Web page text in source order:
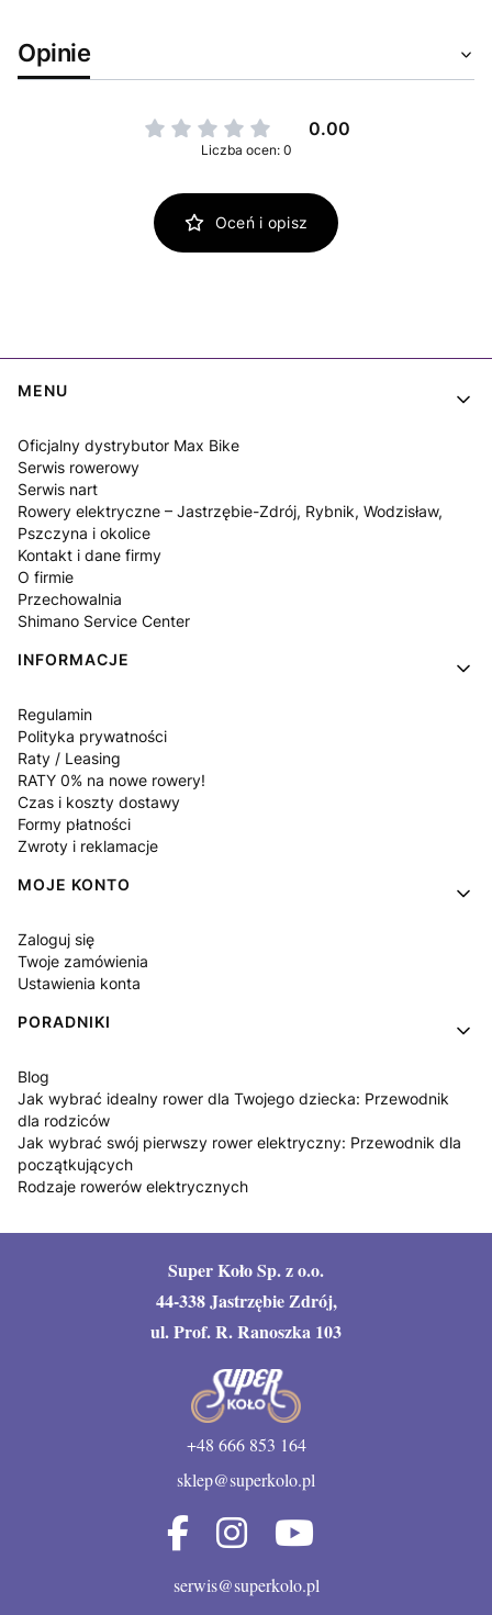
Opinie
0.00
Liczba ocen: 0
Oceń i opisz
Linki w stopce
MENU
Oficjalny dystrybutor Max Bike
Serwis rowerowy
Serwis nart
Rowery elektryczne – Jastrzębie-Zdrój, Rybnik, Wodzisław,
Pszczyna i okolice
Kontakt i dane firmy
O firmie
Przechowalnia
Shimano Service Center
INFORMACJE
Regulamin
Polityka prywatności
Raty / Leasing
RATY 0% na nowe rowery!
Czas i koszty dostawy
Formy płatności
Zwroty i reklamacje
MOJE KONTO
Zaloguj się
Twoje zamówienia
Ustawienia konta
PORADNIKI
Blog
Jak wybrać idealny rower dla Twojego dziecka: Przewodnik
dla rodziców
Jak wybrać swój pierwszy rower elektryczny: Przewodnik dla
początkujących
Rodzaje rowerów elektrycznych
Super Koło Sp. z o.o.
44-338 Jastrzębie Zdrój,
ul. Prof. R. Ranoszka 103
+48 666 853 164
sklep@superkolo.pl
serwis@superkolo.pl